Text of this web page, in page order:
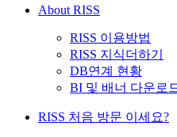
About RISS
RISS 이용방법
RISS 지식더하기
DB연계 현황
BI 및 배너 다운로
RISS 처음 방문 이세요?